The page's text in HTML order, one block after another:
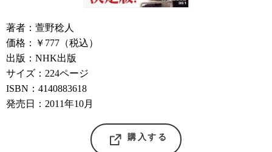
著者：萱野稔人
価格：￥777（税込）
出版：NHK出版
サイズ：224ページ
ISBN：4140883618
発売日：2011年10月
購入する